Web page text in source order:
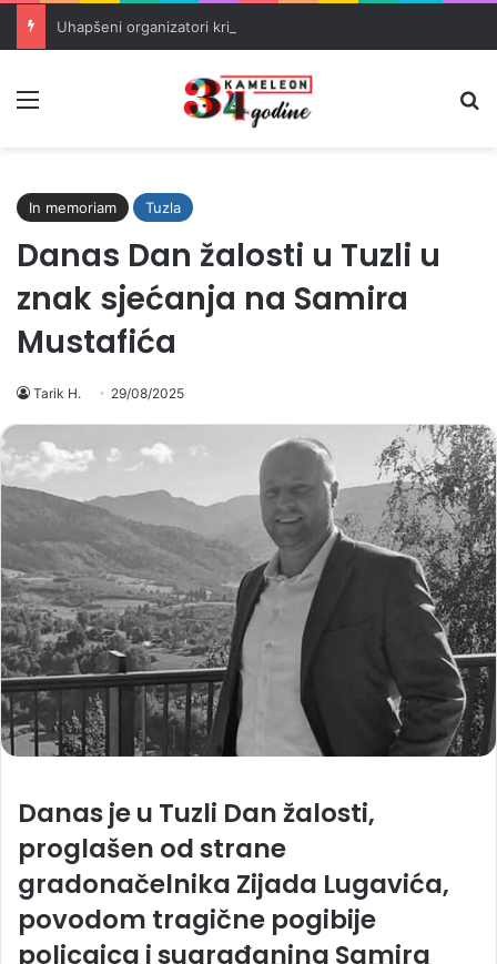
In memoriam Tuzla
Danas Dan žalosti u Tuzli u
znak sjećanja na Samira
Mustafića
Tarik H. 29/08/2025
Danas je u Tuzli Dan žalosti,
proglašen od strane
gradonačelnika Zijada Lugavića,
povodom tragične pogibije
policajca i sugrađanina Samira